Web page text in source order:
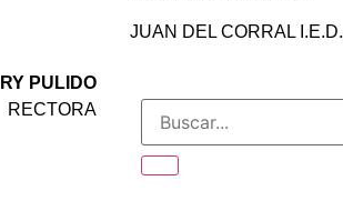
PULIDO
RECTORA
JUAN DEL CORRAL I.E.D.